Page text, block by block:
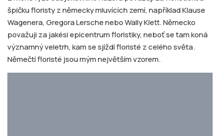
špičku floristy z německy mluvících zemí, například Klause
Wagenera, Gregora Lersche nebo Wally Klett. Německo
považuji za jakési epicentrum floristiky, neboť se tam koná
významný veletrh, kam se sjíždí floristé z celého světa.
Němečtí floristé jsou mým největším vzorem.